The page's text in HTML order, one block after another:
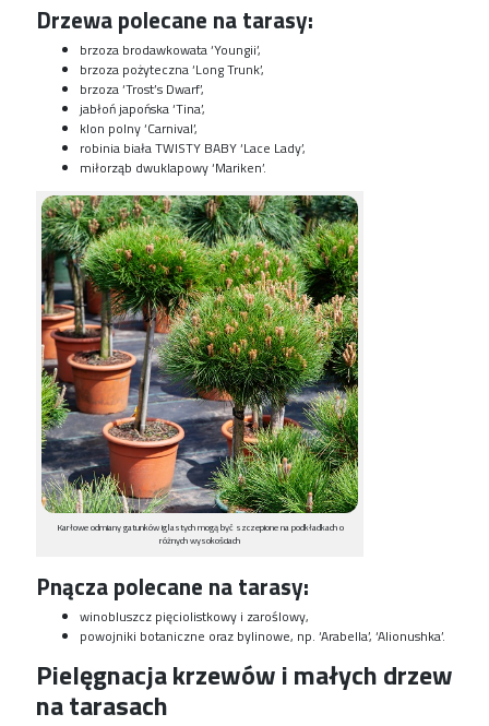
Drzewa polecane na tarasy:
brzoza brodawkowata ‘Youngii’,
brzoza pożyteczna ‘Long Trunk’,
brzoza ‘Trost’s Dwarf’,
jabłoń japońska ‘Tina’,
klon polny ‘Carnival’,
robinia biała TWISTY BABY ‘Lace Lady’,
miłorząb dwuklapowy ‘Mariken’.
Karłowe odmiany gatunków iglastych mogą być szczepione na podkładkach o
różnych wysokościach
Pnącza polecane na tarasy:
winobluszcz pięciolistkowy i zaroślowy,
powojniki botaniczne oraz bylinowe, np. ‘Arabella’, ‘Alionushka’.
Pielęgnacjakrzewów i małych drzew
na tarasach